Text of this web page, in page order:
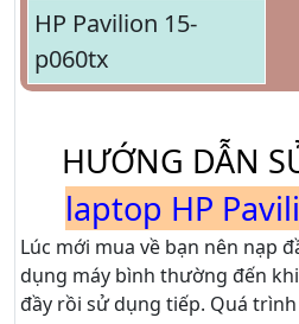
HP Pavilion 15-
p060tx
HƯỚNG DẪN
laptop HP
Lúc mới mua về bạn nên nạp
dụng máy bình thường đến
đầy rồi sử dụng tiếp. Quá